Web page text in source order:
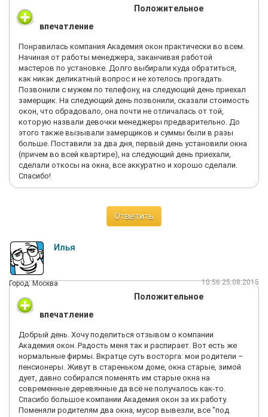
Положительное
впечатление
Понравилась компания Академия окон практически во всем.
Начиная от работы менеджера, заканчивая работой
мастеров по установке. Долго выбирали куда обратиться,
как никак деликатный вопрос и не хотелось прогадать.
Позвонили с мужем по телефону, на следующий день приехал
замерщик. На следующий день позвонили, сказали стоимость
окон, что обрадовало, она почти не отличалась от той,
которую назвали девочки менеджеры предварительно. До
этого также вызывали замерщиков и суммы были в разы
больше. Поставили за два дня, первый день установили окна
(причем во всей квартире), на следующий день приехали,
сделали откосы на окна, все аккуратно и хорошо сделали.
Спасибо!
Ответить
Илья
Город: Москва 10:56 25.08.2015
Положительное
впечатление
Добрый день. Хочу поделиться отзывом о компании
Академия окон. Радость меня так и распирает. Вот есть же
нормальные фирмы. Вкратце суть восторга: мои родители –
пенсионеры. Живут в стареньком доме, окна старые, зимой
дует, давно собирался поменять им старые окна на
современные деревянные да всё не получалось как-то.
Спасибо большое компании Академия окон за их работу.
Поменяли родителям два окна, мусор вывезли, все "под